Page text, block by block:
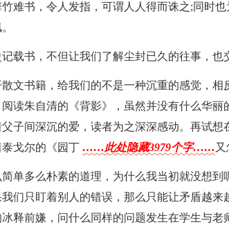
难书，令人发指，可谓人人得而诛之;同时
记载书，不但让我们了解尘封已久的往事，也
文书籍，给我们的不是一种沉重的感觉，
读朱自清的《背影》，虽然并没有什么华
子间深沉的爱，读者为之深深感动。再试
戈尔的《园丁 ……此处隐藏3979个字……
简单多么朴素的道理，为什么我当初就没想
们只盯着别人的错误，那么只能让矛盾越
释前嫌，问什么同样的问题发生在学生与